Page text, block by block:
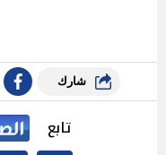
شارك
تابع